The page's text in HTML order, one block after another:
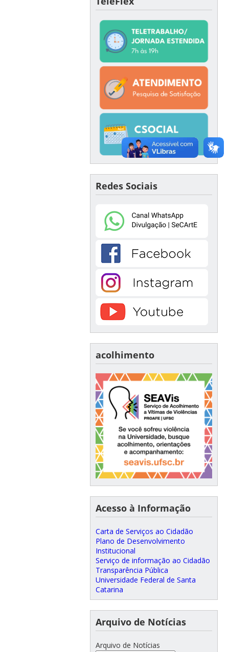
Redes Sociais
acolhimento
Acesso à Informação
Carta de Serviços ao Cidadão
Plano de Desenvolvimento
Institucional
Serviço de informação ao Cidadão
Transparência Pública
Universidade Federal de Santa
Catarina
Arquivo de Notícias
Arquivo de Notícias